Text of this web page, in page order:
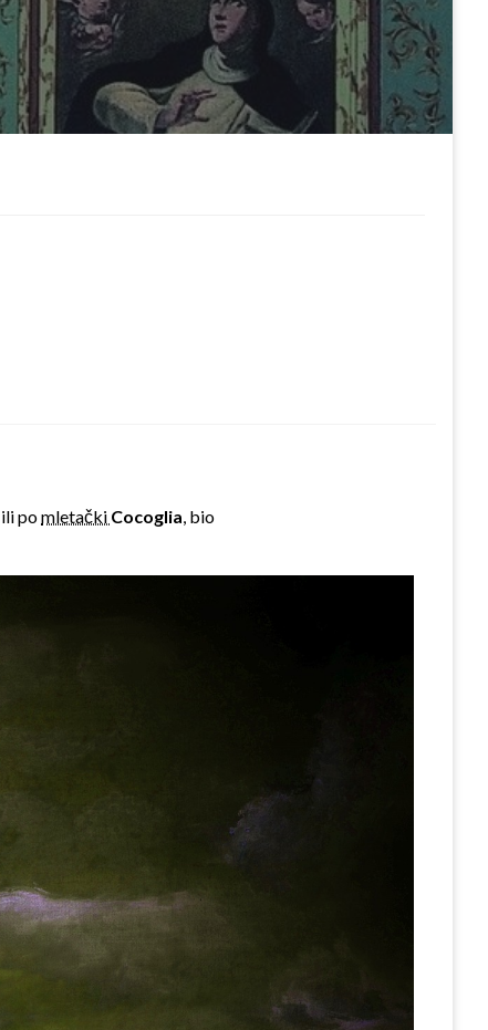
ili pomletački Cocoglia, bio